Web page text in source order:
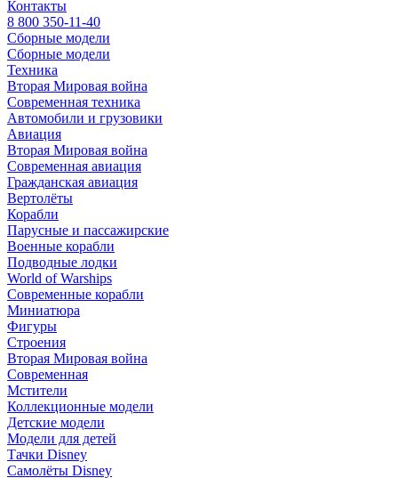
Контакты
8 800 350-11-40
Сборные модели
Сборные модели
Техника
Вторая Мировая война
Современная техника
Автомобили и грузовики
Авиация
Вторая Мировая война
Современная авиация
Гражданская авиация
Вертолёты
Корабли
Парусные и пассажирские
Военные корабли
Подводные лодки
World of Warships
Современные корабли
Миниатюра
Фигуры
Строения
Вторая Мировая война
Современная
Мстители
Коллекционные модели
Детские модели
Модели для детей
Тачки Disney
Самолёты Disney